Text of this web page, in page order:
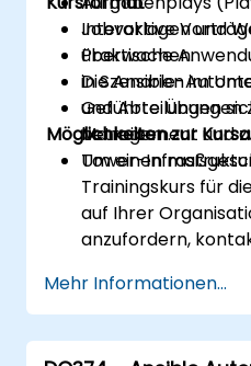
Jobvorlagen und
überwachen.
Die Ansible-
und Abteilungen
betreiben.
Interaktive
Praktische
in Szenarien im
Geführte Übungen
Management und
Tower-
Möglichkeiten zur
Um einen
Trainingskurs für
auf Ihrer
anzufordern,
Mehr Informationen...